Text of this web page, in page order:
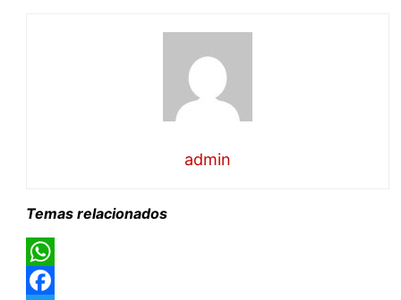
admin
Temas relacionados
WhatsApp